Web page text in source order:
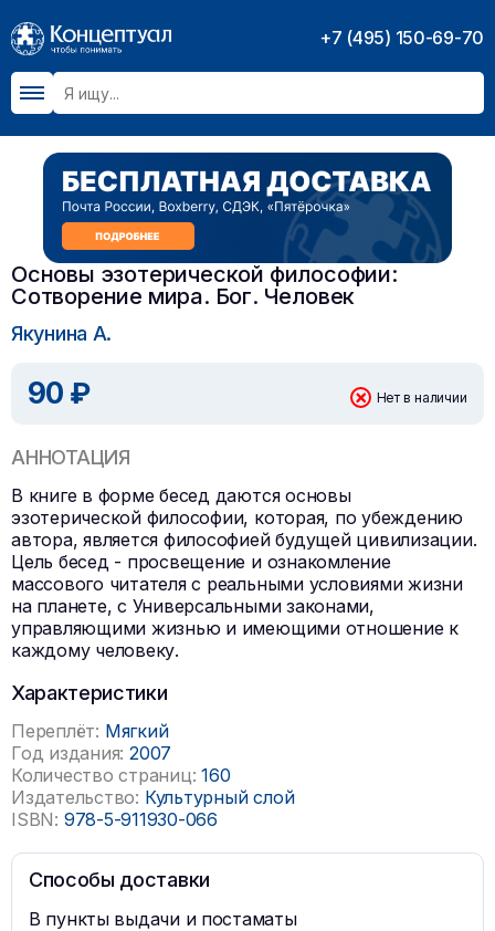
+7 (495) 150-69-70
Основы эзотерической философии:
Сотворение мира. Бог. Человек
Якунина А.
90 ₽ Нет в наличии
АННОТАЦИЯ
В книге в форме бесед даются основы
эзотерической философии, которая, по убеждению
автора, является философией будущей цивилизации.
Цель бесед - просвещение и ознакомление
массового читателя с реальными условиями жизни
на планете, с Универсальными законами,
управляющими жизнью и имеющими отношение к
каждому человеку.
Характеристики
Переплёт: Мягкий
Год издания: 2007
Количество страниц: 160
Издательство: Культурный слой
ISBN: 978-5-911930-066
Способы доставки
В пункты выдачи и постаматы